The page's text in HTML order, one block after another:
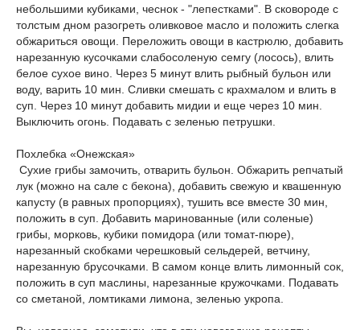
небольшими кубиками, чеснок - "лепестками". В сковороде с
толстым дном разогреть оливковое масло и положить слегка
обжариться овощи. Переложить овощи в кастрюлю, добавить
нарезанную кусочками слабосоленую семгу (лосось), влить
белое сухое вино. Через 5 минут влить рыбный бульон или
воду, варить 10 мин. Сливки смешать с крахмалом и влить в
суп. Через 10 минут добавить мидии и еще через 10 мин.
Выключить огонь. Подавать с зеленью петрушки.
Похлебка «Онежская»
Сухие грибы замочить, отварить бульон. Обжарить репчатый
лук (можно на сале с бекона), добавить свежую и квашенную
капусту (в равных пропорциях), тушить все вместе 30 мин,
положить в суп. Добавить маринованные (или соленые)
грибы, морковь, кубики помидора (или томат-пюре),
нарезанный скобками черешковый сельдерей, ветчину,
нарезанную брусочками. В самом конце влить лимонный сок,
положить в суп маслины, нарезанные кружочками. Подавать
со сметаной, ломтиками лимона, зеленью укропа.